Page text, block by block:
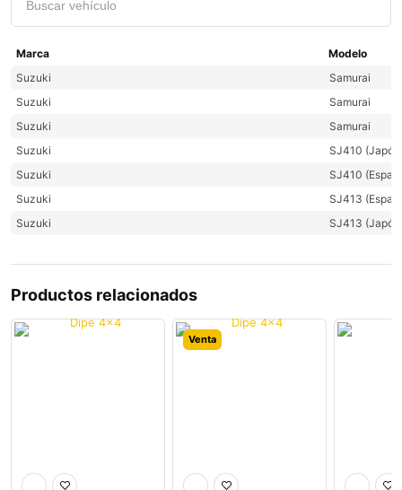
Suzuki
Samurai
Suzuki
Samurai
Suzuki
Samurai
Suzuki
SJ410 (Japón
Suzuki
SJ410
Suzuki
SJ413
Suzuki
SJ413 (Japón
Productos relacionados
Venta